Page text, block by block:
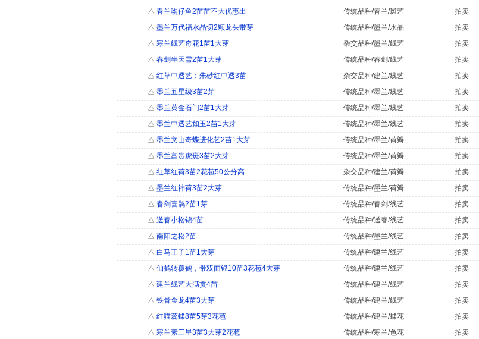
△ 春兰吻仔鱼2苗苗不大优惠出 传统品种/春兰/斑艺 拍卖
△ 墨兰万代福水晶切2颗龙头带芽 传统品种/墨兰/水晶 拍卖
△ 寒兰线艺奇花1苗1大芽 杂交品种/墨兰/线艺 拍卖
△ 春剑半天雪2苗1大芽 传统品种/春剑/线艺 拍卖
△ 红草中透艺：朱砂红中透3苗 杂交品种/建兰/线艺 拍卖
△ 墨兰五星级3苗2芽 传统品种/墨兰/线艺 拍卖
△ 墨兰黄金石门2苗1大芽 传统品种/墨兰/线艺 拍卖
△ 墨兰中透艺如玉2苗1大芽 传统品种/墨兰/线艺 拍卖
△ 墨兰文山奇蝶进化艺2苗1大芽 传统品种/墨兰/荷瓣 拍卖
△ 墨兰富贵虎斑3苗2大芽 传统品种/墨兰/荷瓣 拍卖
△ 红草红荷3苗2花苞50公分高 杂交品种/建兰/荷瓣 拍卖
△ 墨兰红神荷3苗2大芽 传统品种/墨兰/荷瓣 拍卖
△ 春剑喜鹊2苗1芽 传统品种/春剑/线艺 拍卖
△ 送春小松锦4苗 传统品种/送春/线艺 拍卖
△ 南阳之松2苗 传统品种/墨兰/线艺 拍卖
△ 白马王子1苗1大芽 传统品种/建兰/线艺 拍卖
△ 仙鹤转覆鹤，带双面银10苗3花苞4大芽 传统品种/建兰/线艺 拍卖
△ 建兰线艺大满贯4苗 传统品种/建兰/线艺 拍卖
△ 铁骨金龙4苗3大芽 传统品种/建兰/线艺 拍卖
△ 红猫蕊蝶8苗5芽3花苞 传统品种/建兰/蝶花 拍卖
△ 寒兰素三星3苗3大芽2花苞 传统品种/寒兰/色花 拍卖